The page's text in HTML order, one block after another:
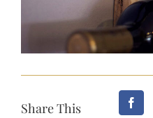
Share This